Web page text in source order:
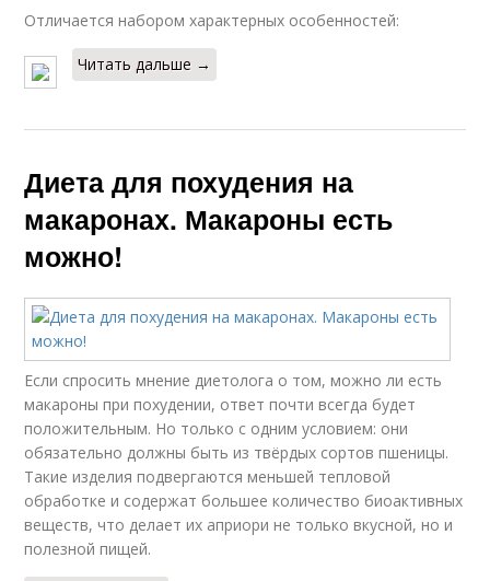
Отличается набором характерных особенностей:
Читать дальше →
Диета для похудения на
макаронах. Макароны есть
можно!
Если спросить мнение диетолога о том, можно ли есть
макароны при похудении, ответ почти всегда будет
положительным. Но только с одним условием: они
обязательно должны быть из твёрдых сортов пшеницы.
Такие изделия подвергаются меньшей тепловой
обработке и содержат большее количество биоактивных
веществ, что делает их априори не только вкусной, но и
полезной пищей.